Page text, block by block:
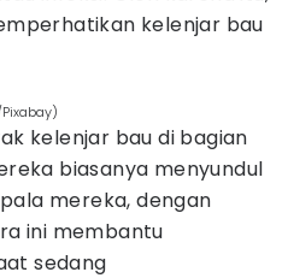
kelenjar bau
kelenjar bau di bagian
biasanya menyundul
mereka, dengan
ini membantu
sedang